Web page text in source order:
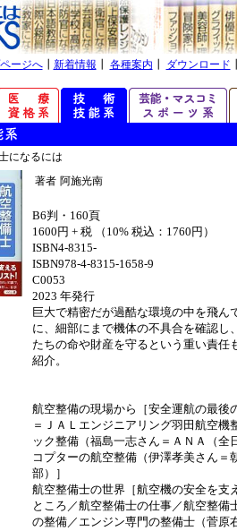
ージへ┃ 新着情報 各種案内 ダウンロード
になるには
著者 阿施光南
B6判・160頁
1600円 + 税 （10% 税込：1760円）
ISBN4-8315-
ISBN978-4-8315-1658-9
C0053
2023 年発行
巨大で精密だが過酷な環境の中を飛ん
に、細部にまで機体の不具合を確認し
たちの命や財産を守るという重い責任
紹介。
航空整備の現場から［安全運航の最後
＝ＪＡＬエンジニアリング羽田航空
ック整備（福島一志さん＝ＡＮＡ（全
コプターの航空整備（伊澤孝美さん＝
部）］
航空整備士の世界［航空機の安全を支
ところ／航空整備士の仕事／航空整備
の整備／エンジン専門の整備士（菅原